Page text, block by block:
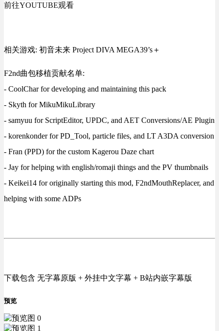
前往YOUTUBE观看
相关游戏: 初音未来 Project DIVA MEGA39’s＋
F2nd曲包移植贡献名单:
- CoolChar for developing and maintaining this pack
- Skyth for MikuMikuLibrary
- samyuu for ScriptEditor, UPDC, and AET Conversions/AE Plugin
- korenkonder for PD_Tool, particle files, and LT A3DA conversion
- Fran (PPD) for the custom Kagerou Daze chart
- Jay for helping with english/romaji things and the PV thumbnails
- Keikei14 for originally starting this mod, F2ndMouthReplacer, and
helping with some ADPs
下载包含 无字幕原版 + 外挂中文字幕 + B站内嵌字幕版
预览